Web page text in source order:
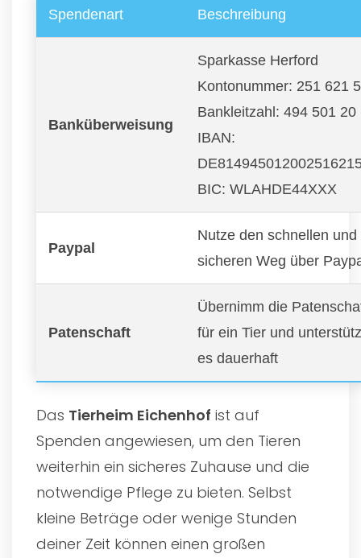
Spendenart Beschreibung
Banküberweisung
Sparkasse Herford
Kontonummer: 251 621
Bankleitzahl: 494 501 20
IBAN:
BIC: WLAHDE44XXX
Paypal
Nutze den schnellen und
sicheren Weg über
Patenschaft
Übernimm die
für ein Tier und
es dauerhaft
Das Tierheim Eichenhof ist auf
Spenden angewiesen, um den Tieren
weiterhin ein sicheres Zuhause und die
notwendige Pflege zu bieten. Selbst
kleine Beträge oder wenige Stunden
deiner Zeit können einen großen